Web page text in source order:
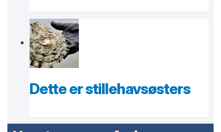
Dette er stillehavsøsters